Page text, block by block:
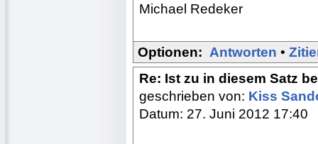
Michael Redeker
Optionen: Antworten •
Re: Ist zu in diesem Satz
geschrieben von: Kiss
Datum: 27. Juni 2012 17:40